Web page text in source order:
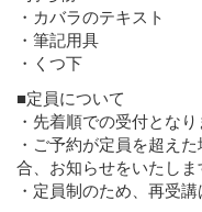
・カバラのテキスト
・筆記用具
・くつ下
■定員について
・先着順での受付とな
・ご予約が定員を超え
合、お知らせをいたしま
・定員制のため、再受